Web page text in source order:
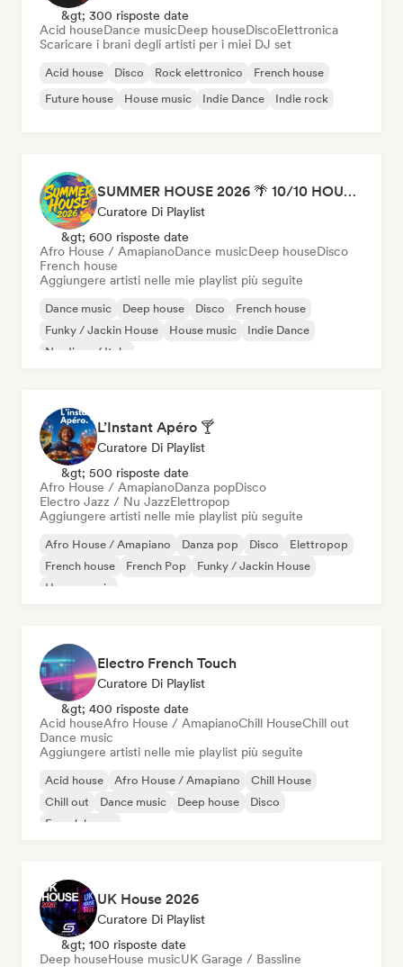
&gt; 300 risposte date
Acid houseDance musicDeep houseDiscoElettronica
Scaricare i brani degli artisti per i miei DJ set
Acid house Disco Rock elettronico
French house
Future house
House music Indie Dance Indie rock
SUMMER HOUSE 2026 🌴 10/10 HOUSE BANGERS
Curatore Di Playlist
&gt; 600 risposte date
Afro House / AmapianoDance musicDeep houseDisco
French house
Aggiungere artisti nelle mie playlist più seguite
Dance music Deep house Disco
French house
Funky / Jackin House
House music
Indie Dance
Nu-disco / Italo
L’Instant Apéro 🍸
Curatore Di Playlist
&gt; 500 risposte date
Afro House / AmapianoDanza popDisco
Electro Jazz / Nu JazzElettropop
Aggiungere artisti nelle mie playlist più seguite
Afro House / Amapiano Danza pop Disco
Elettropop
French house
French Pop
Funky / Jackin House
House music
Electro French Touch
Curatore Di Playlist
&gt; 400 risposte date
Acid houseAfro House / AmapianoChill HouseChill out
Dance music
Aggiungere artisti nelle mie playlist più seguite
Acid house Afro House / Amapiano
Chill House
Chill out
Dance music Deep house
Disco
French house
UK House 2026
Curatore Di Playlist
&gt; 100 risposte date
Deep houseHouse musicUK Garage / Bassline